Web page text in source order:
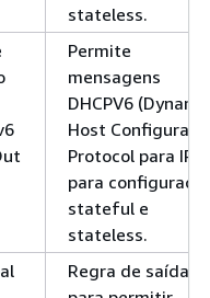
stateless.
Permite
mensagens
DHCPV6
Host
Protocol para
para
stateful e
stateless.
Regra de saída